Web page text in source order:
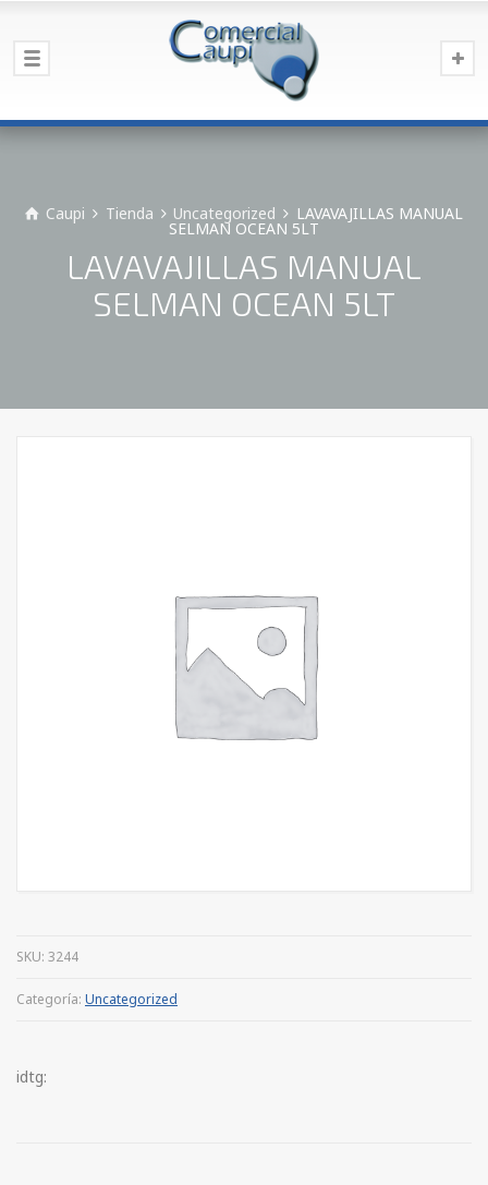
Caupi Tienda Uncategorized LAVAVAJILLAS MANUAL
SELMAN OCEAN 5LT
LAVAVAJILLAS MANUAL
SELMAN OCEAN 5LT
SKU: 3244
Categoría: Uncategorized
idtg: